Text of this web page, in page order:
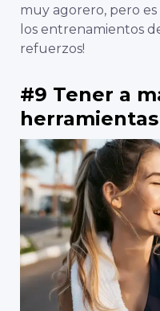
muy agorero, pero
los entrenamientos
refuerzos!
#9 Tener a